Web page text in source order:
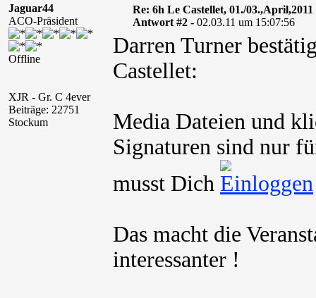
Jaguar44
ACO-Präsident
Offline
XJR - Gr. C 4ever
Beiträge: 22751
Stockum
Re: 6h Le Castellet, 01./03.,April,2011
Antwort #2 - 02.03.11 um 15:07:56
Darren Turner
Castellet:
Media Dateien und
Signaturen sind nur
musst Dich
Das macht die
interessanter !